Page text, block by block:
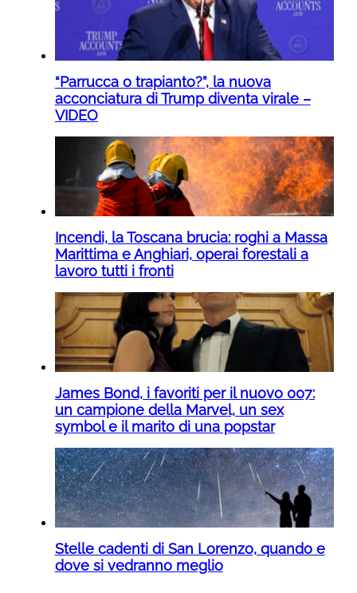
“Parrucca o trapianto?”, la nuova
acconciatura di Trump diventa virale –
VIDEO
Incendi, la Toscana brucia: roghi a Massa
Marittima e Anghiari, operai forestali a
lavoro tutti i fronti
James Bond, i favoriti per il nuovo 007:
un campione della Marvel, un sex
symbol e il marito di una popstar
Stelle cadenti di San Lorenzo, quando e
dove si vedranno meglio